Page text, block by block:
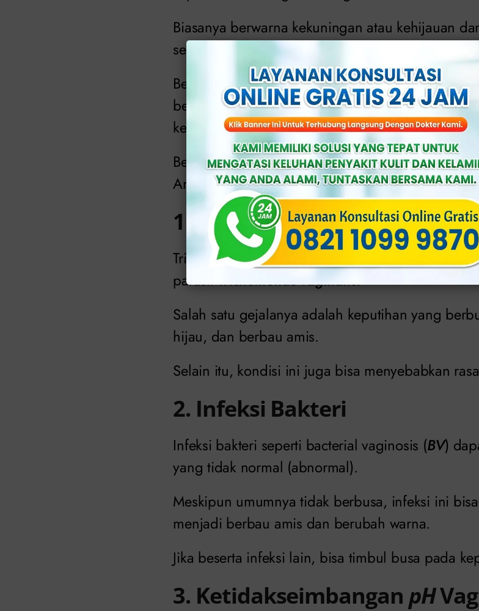
Biasanya berwarna kekuningan atau kehijauan
sedap.
Berbeda dengan keputihan normal yang
berbau, keputihan berbusa bisa menjadi indikator
ketidakseimbangan flora vagina.
Berikut ini adalah beberapa penyebab umum
Anda ketahui:
1. Trikomoniasis
Trikomoniasis adalah infeksi menular seksual
parasitTrichomonas vaginalis.
Salah satu gejalanya adalah keputihan yang
hijau, dan berbau amis.
Selain itu, kondisi ini juga bisa menyebabkan
2. Infeksi Bakteri
Infeksi bakteri seperti bacterial vaginosis (BV)
yang tidak normal (abnormal).
Meskipun umumnya tidak berbusa, infeksi ini
menjadi berbau amis dan berubah warna.
Jika beserta infeksi lain, bisa timbul busa pada
3. Ketidakseimbangan pH